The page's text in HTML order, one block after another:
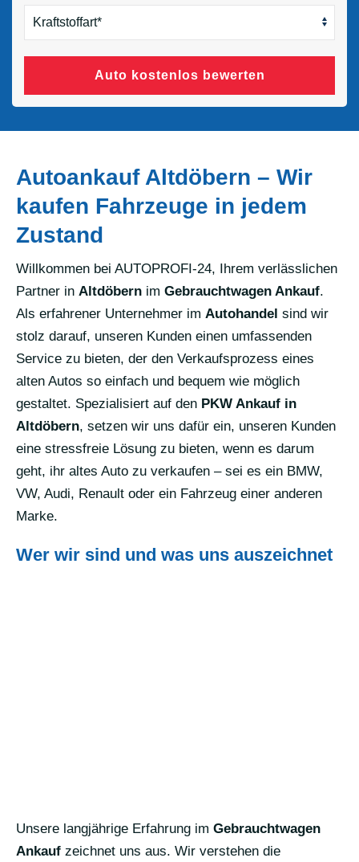
Auto kostenlos bewerten
Autoankauf Altdöbern – Wir
kaufen Fahrzeuge in jedem
Zustand
Willkommen bei AUTOPROFI-24, Ihrem verlässlichen
Partner in Altdöbern im Gebrauchtwagen Ankauf.
Als erfahrener Unternehmer im Autohandel sind wir
stolz darauf, unseren Kunden einen umfassenden
Service zu bieten, der den Verkaufsprozess eines
alten Autos so einfach und bequem wie möglich
gestaltet. Spezialisiert auf den PKW Ankauf in
Altdöbern, setzen wir uns dafür ein, unseren Kunden
eine stressfreie Lösung zu bieten, wenn es darum
geht, ihr altes Auto zu verkaufen – sei es ein BMW,
VW, Audi, Renault oder ein Fahrzeug einer anderen
Marke.
Wer wir sind und was uns auszeichnet
Unsere langjährige Erfahrung im Gebrauchtwagen
Ankauf zeichnet uns aus. Wir verstehen die